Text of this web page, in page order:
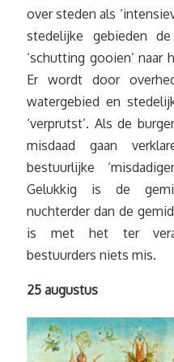
over steden als
stedelijke gebieden
‘schutting gooien’ naar
Er wordt door
watergebied en
‘verprutst’. Als de
misdaad gaan
bestuurlijke
Gelukkig is de
nuchterder dan de
is met het ter
bestuurders niets mis.
25 augustus